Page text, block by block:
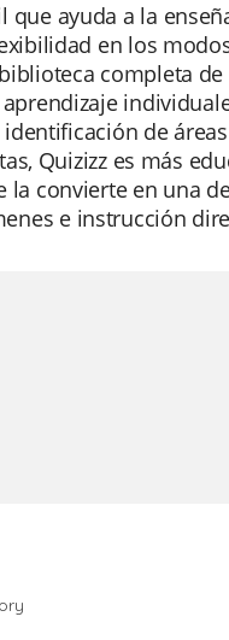
ayuda a la
en los
completa
de
Quizizz es más
convierte en una
e instrucción